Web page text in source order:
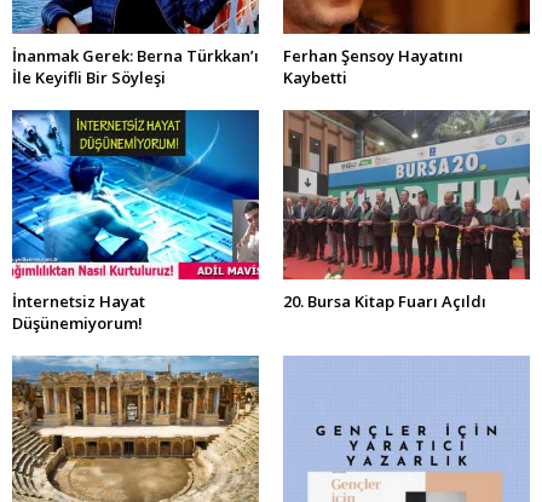
İnanmak Gerek: Berna Türkkan’ı
İle Keyifli Bir Söyleşi
Ferhan Şensoy Hayatını
Kaybetti
İnternetsiz Hayat
Düşünemiyorum!
20. Bursa Kitap Fuarı Açıldı